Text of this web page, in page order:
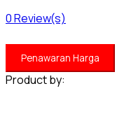
0Review(s)
Penawaran Harga
Product by: